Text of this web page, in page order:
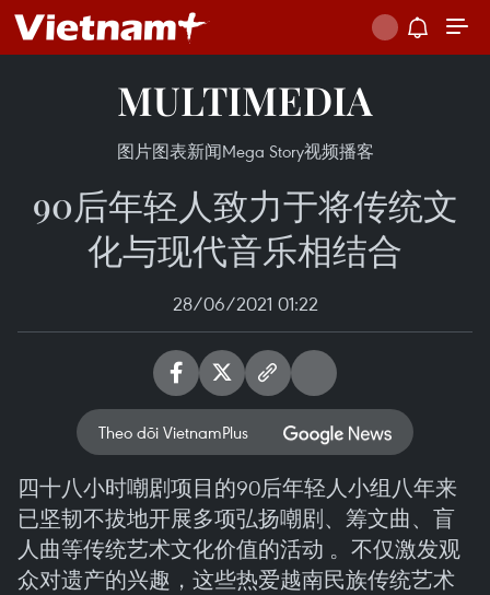
MULTIMEDIA
图片图表新闻Mega Story视频播客
90后年轻人致力于将传统文
化与现代音乐相结合
28/06/2021 01:22
Theo dõi VietnamPlus
四十八小时嘲剧项目的90后年轻人小组八年来
已坚韧不拔地开展多项弘扬嘲剧、筹文曲、盲
人曲等传统艺术文化价值的活动 。不仅激发观
众对遗产的兴趣，这些热爱越南民族传统艺术